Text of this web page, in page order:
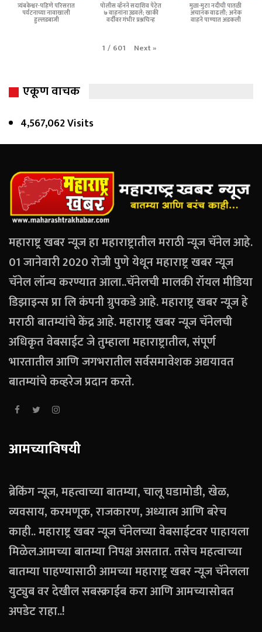
त्र्यंबकेश्वर-पहिणे परिसरात
पर्यटनाच्या नावाखाली
हुल्लडबाजी
पोलीस व्हॅनने सदाशिव पेठेत
७ वाहनांना उडवले; खाकी
वर्दीवर गंभीर प्रश्नचिन्ह
मुळा-मुठा नदीची पातळी
अचानक वाढली; अनेक
वाहने पाण्यात अडकली
1 / 601 Next»
एकूण वाचक
4,567,062 Visits
महाराष्ट्र खबर न्यूज हा महाराष्ट्रातील मराठी न्यूज चॅनेल आहे.
01 जानेवारी 2020 रोजी पुणे येथून महाराष्ट्र खबर न्यूज
चॅनेल लॉन्च करण्यात आला..चॅनेलची मालकी रॉयल मीडिया
डिझाइन्स प्रा लि कंपनी ग्रुपकडे आहे. महाराष्ट्र खबर न्यूज हे
मराठी बातम्यांचे केंद्र आहे. महाराष्ट्र खबर न्यूज चॅनेलची
अधिकृत वेबसाईट जे तुम्हाला महाराष्ट्रातील, संपूर्ण
भारतातील आणि जगभरातील सर्वसमावेशक अद्ययावत
बातम्यांचे कव्हरेज प्रदान करते.
आमच्याविषयी
ब्रेकिंग न्यूज, महत्वाच्या बातम्या, चालू घडामोडी, खेळ,
व्यवसाय, करमणूक, राजकारण, अध्यात्म आणि बरेच
काही.. महाराष्ट्र खबर न्यूज चॅनेलच्या वेबसाईटवर पाहायला
मिळेल.आमच्या बातम्या निपक्ष असतात. तसेच महत्वाच्या
बातम्या पाहण्यासाठी आमच्या महाराष्ट्र खबर न्यूज चॅनेलला
युट्युब वर देखील सबस्क्राईब करा आणि आमच्यासोबत
अपडेट राहा..!